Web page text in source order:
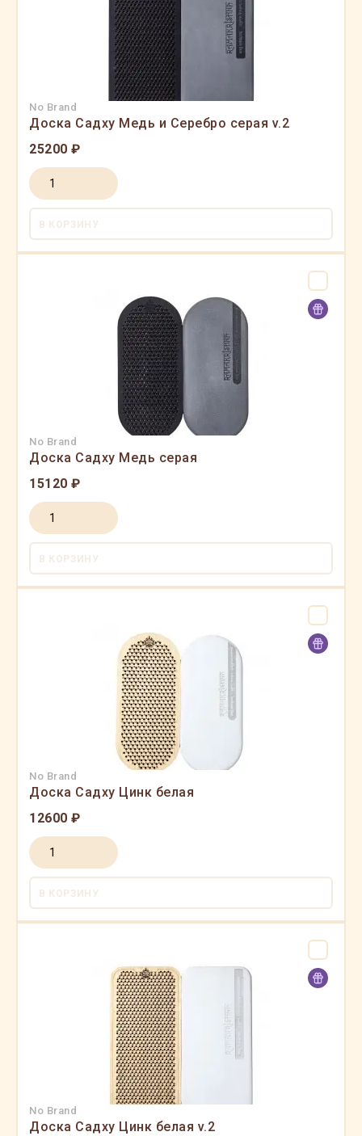
No Brand
Доска Садху Медь и Серебро серая v.2
25200 ₽
В КОРЗИНУ
No Brand
Доска Садху Медь серая
15120 ₽
В КОРЗИНУ
No Brand
Доска Садху Цинк белая
12600 ₽
В КОРЗИНУ
No Brand
Доска Садху Цинк белая v.2